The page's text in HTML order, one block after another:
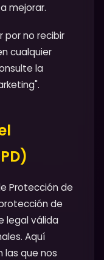
mejorar.
por no recibir
cualquier
la
Protección de
de
legal válida
Aquí
las que nos